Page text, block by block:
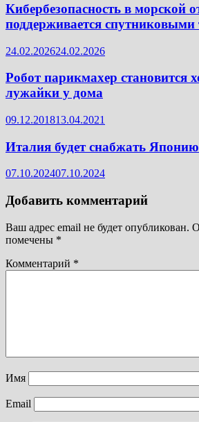
Кибербезопасность в морской
поддерживается спутниковыми
24.02.202624.02.2026
Робот парикмахер становится
лужайки у дома
09.12.201813.04.2021
Италия будет снабжать
07.10.202407.10.2024
Добавить комментарий
Ваш адрес email не будет опубликован.
помечены *
Комментарий *
Имя
Email